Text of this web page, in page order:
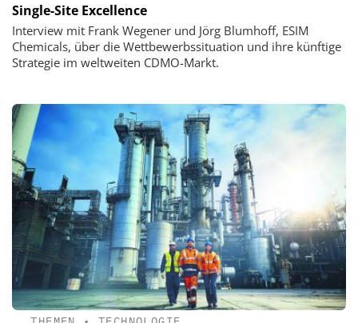
Single-Site Excellence
Interview mit Frank Wegener und Jörg Blumhoff, ESIM
Chemicals, über die Wettbewerbssituation und ihre künftige
Strategie im weltweiten CDMO-Markt.